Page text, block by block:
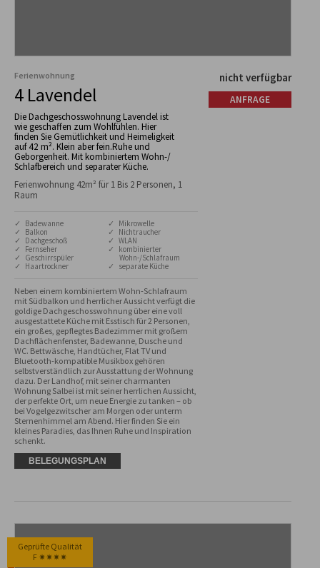
Ferienwohnung
4 Lavendel
Die Dachgeschosswohnung Lavendel ist
wie geschaffen zum Wohlfühlen. Hier
finden Sie Gemütlichkeit und Heimeligkeit
auf 42 m². Klein aber fein.Ruhe und
Geborgenheit. Mit kombiniertem Wohn-/
Schlafbereich und separater Küche.
Ferienwohnung 42m² für 1 Bis 2 Personen, 1
Raum
✓ Badewanne
✓ Balkon
✓ Dachgeschoß
✓ Fernseher
✓ Geschirrspüler
✓ Haartrockner
✓ Mikrowelle
✓ Nichtraucher
✓ WLAN
✓ kombinierter
Wohn-/Schlafraum
✓ separate Küche
Neben einem kombiniertem Wohn-Schlafraum
mit Südbalkon und herrlicher Aussicht verfügt die
goldige Dachgeschosswohnung über eine voll
ausgestattete Küche mit Esstisch für 2 Personen,
ein großes, gepflegtes Badezimmer mit großem
Dachflächenfenster, Badewanne, Dusche und
WC. Bettwäsche, Handtücher, Flat TV und
Bluetooth-kompatible Musikbox gehören
selbstverständlich zur Ausstattung der Wohnung
dazu. Der Landhof, mit seiner charmanten
Wohnung Salbei ist mit seiner herrlichen Aussicht,
der perfekte Ort, um neue Energie zu tanken – ob
bei Vogelgezwitscher am Morgen oder unterm
Sternenhimmel am Abend. Hier finden Sie ein
kleines Paradies, das Ihnen Ruhe und Inspiration
schenkt.
nicht verfügbar
ANFRAGE
BELEGUNGSPLAN
Geprüfte Qualität
F ✷✷✷✷